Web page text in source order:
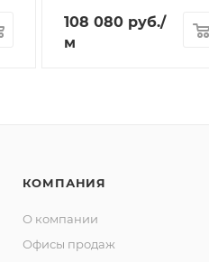
108 080 руб./
м
КОМПАНИЯ
О компании
Офисы продаж